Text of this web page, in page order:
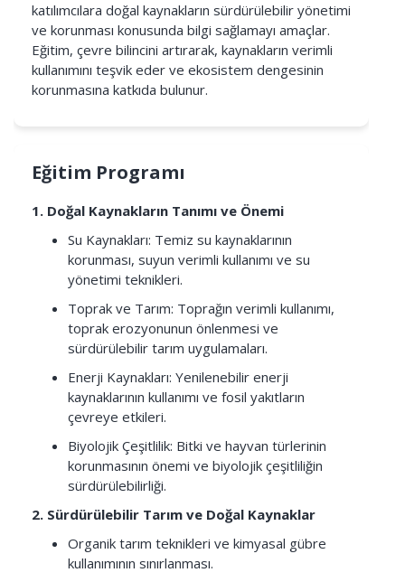
katılımcılara doğal kaynakların sürdürülebilir yönetimi
ve korunması konusunda bilgi sağlamayı amaçlar.
Eğitim, çevre bilincini artırarak, kaynakların verimli
kullanımını teşvik eder ve ekosistem dengesinin
korunmasına katkıda bulunur.
Eğitim Programı
1. Doğal Kaynakların Tanımı ve Önemi
Su Kaynakları: Temiz su kaynaklarının
korunması, suyun verimli kullanımı ve su
yönetimi teknikleri.
Toprak ve Tarım: Toprağın verimli kullanımı,
toprak erozyonunun önlenmesi ve
sürdürülebilir tarım uygulamaları.
Enerji Kaynakları: Yenilenebilir enerji
kaynaklarının kullanımı ve fosil yakıtların
çevreye etkileri.
Biyolojik Çeşitlilik: Bitki ve hayvan türlerinin
korunmasının önemi ve biyolojik çeşitliliğin
sürdürülebilirliği.
2. Sürdürülebilir Tarım ve Doğal Kaynaklar
Organik tarım teknikleri ve kimyasal gübre
kullanımının sınırlanması.